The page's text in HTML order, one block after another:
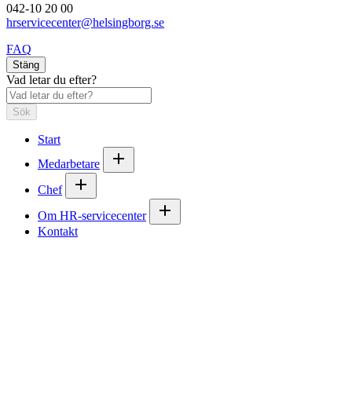
042-10 20 00
hrservicecenter@helsingborg.se
FAQ
Stäng
Vad letar du efter?
Sök
Start
Medarbetare
Chef
Om HR-servicecenter
Kontakt